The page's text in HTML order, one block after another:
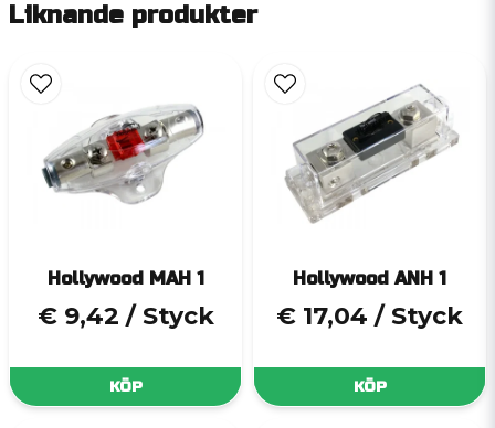
Liknande produkter
Hollywood MAH 1
€ 9,42 / Styck
KÖP
Hollywood ANH 1
€ 17,04 / Styck
KÖP